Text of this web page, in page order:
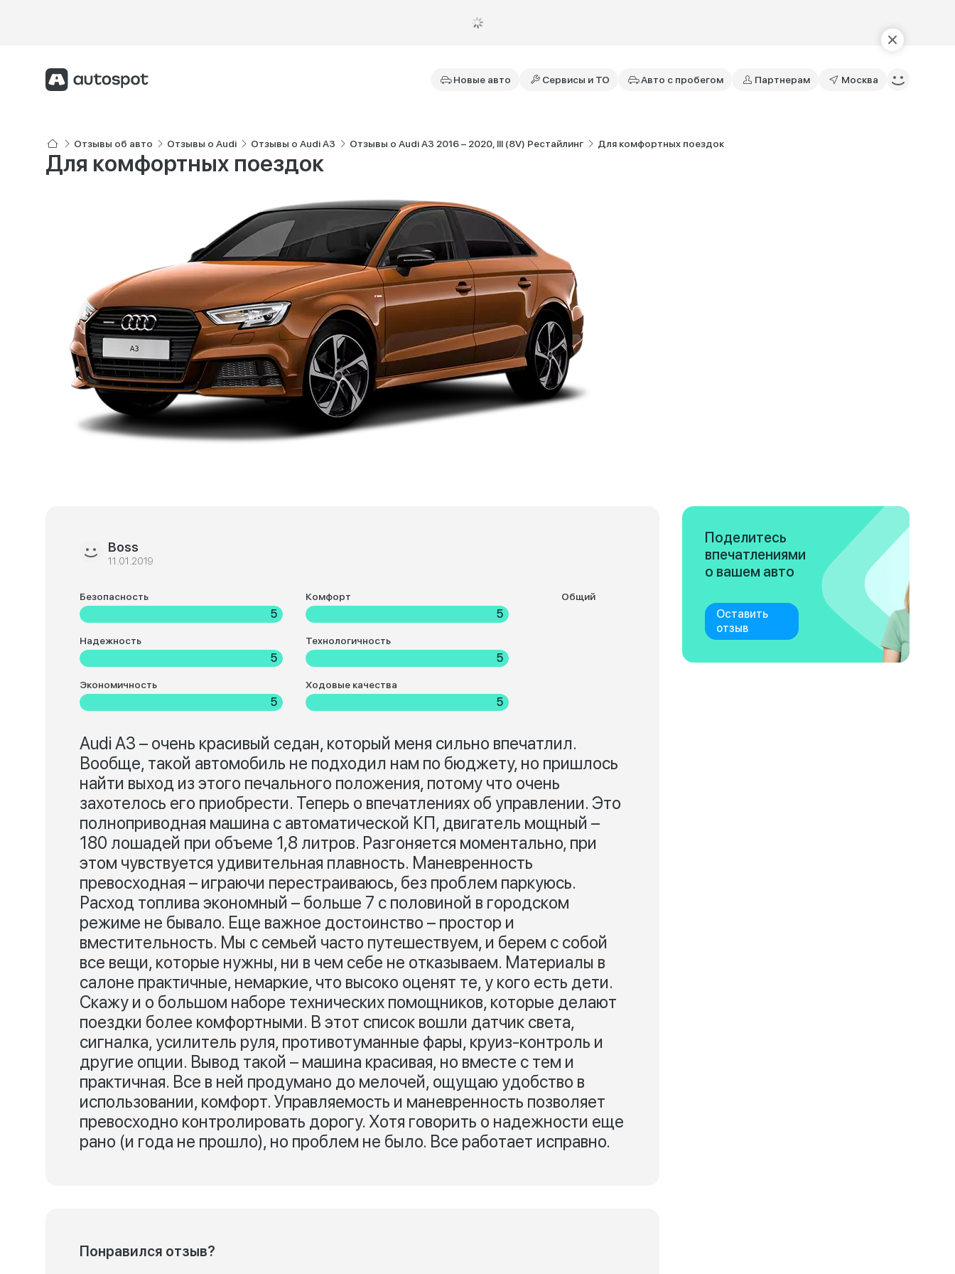
Новые авто Сервисы и ТО Авто с пробегом Партнерам Москва
Отзывы об авто Отзывы о Audi Отзывы о Audi A3 Отзывы о Audi A3 2016 – 2020, III (8V) Рестайлинг Для комфортных поездок
Для комфортных поездок
Boss
11.01.2019
Безопасность
5
Комфорт
5
Надежность
5
Технологичность
5
Экономичность
5
Ходовые качества
5
Общий
Audi A3 – очень красивый седан, который меня сильно впечатлил.
Вообще, такой автомобиль не подходил нам по бюджету, но пришлось
найти выход из этого печального положения, потому что очень
захотелось его приобрести. Теперь о впечатлениях об управлении. Это
полноприводная машина с автоматической КП, двигатель мощный –
180 лошадей при объеме 1,8 литров. Разгоняется моментально, при
этом чувствуется удивительная плавность. Маневренность
превосходная – играючи перестраиваюсь, без проблем паркуюсь.
Расход топлива экономный – больше 7 с половиной в городском
режиме не бывало. Еще важное достоинство – простор и
вместительность. Мы с семьей часто путешествуем, и берем с собой
все вещи, которые нужны, ни в чем себе не отказываем. Материалы в
салоне практичные, немаркие, что высоко оценят те, у кого есть дети.
Скажу и о большом наборе технических помощников, которые делают
поездки более комфортными. В этот список вошли датчик света,
сигналка, усилитель руля, противотуманные фары, круиз-контроль и
другие опции. Вывод такой – машина красивая, но вместе с тем и
практичная. Все в ней продумано до мелочей, ощущаю удобство в
использовании, комфорт. Управляемость и маневренность позволяет
превосходно контролировать дорогу. Хотя говорить о надежности еще
рано (и года не прошло), но проблем не было. Все работает исправно.
Понравился отзыв?
Поделитесь
впечатлениями
о вашем авто
Оставить
отзыв